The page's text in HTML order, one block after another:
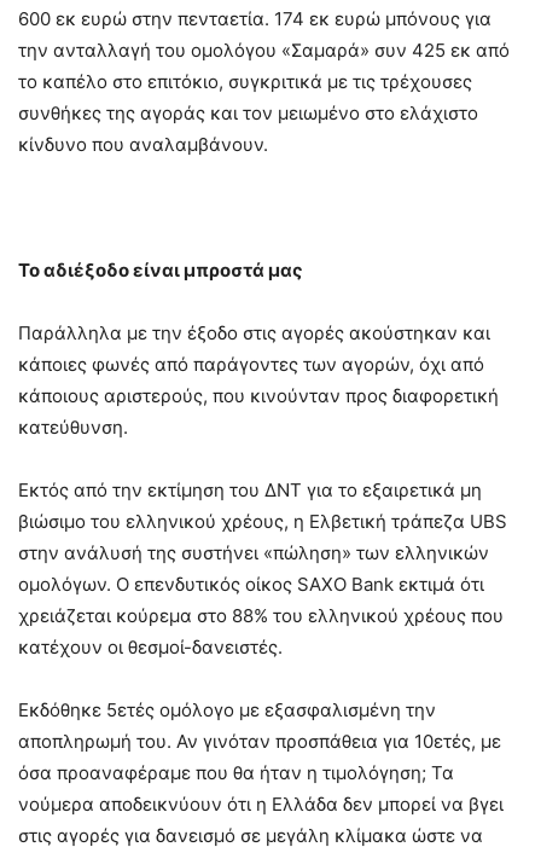
600 εκ ευρώ στην πενταετία. 174 εκ ευρώ μπόνους για
την ανταλλαγή του ομολόγου «Σαμαρά» συν 425 εκ από
το καπέλο στο επιτόκιο, συγκριτικά με τις τρέχουσες
συνθήκες της αγοράς και τον μειωμένο στο ελάχιστο
κίνδυνο που αναλαμβάνουν.
Το αδιέξοδο είναι μπροστά μας
Παράλληλα με την έξοδο στις αγορές ακούστηκαν και
κάποιες φωνές από παράγοντες των αγορών, όχι από
κάποιους αριστερούς, που κινούνταν προς διαφορετική
κατεύθυνση.
Εκτός από την εκτίμηση του ΔΝΤ για το εξαιρετικά μη
βιώσιμο του ελληνικού χρέους, η Ελβετική τράπεζα UBS
στην ανάλυσή της συστήνει «πώληση» των ελληνικών
ομολόγων. Ο επενδυτικός οίκος SAXO Bank εκτιμά ότι
χρειάζεται κούρεμα στο 88% του ελληνικού χρέους που
κατέχουν οι θεσμοί-δανειστές.
Εκδόθηκε 5ετές ομόλογο με εξασφαλισμένη την
αποπληρωμή του. Αν γινόταν προσπάθεια για 10ετές, με
όσα προαναφέραμε που θα ήταν η τιμολόγηση; Τα
νούμερα αποδεικνύουν ότι η Ελλάδα δεν μπορεί να βγει
στις αγορές για δανεισμό σε μεγάλη κλίμακα ώστε να